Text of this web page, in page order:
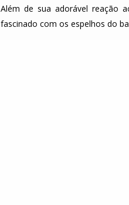
Além de sua adorável reação
fascinado com os espelhos do